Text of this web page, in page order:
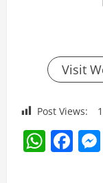
Visit
Post Views: